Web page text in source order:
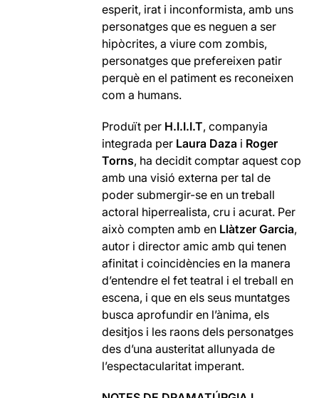
esperit, irat i inconformista, amb uns
personatges que es neguen a ser
hipòcrites, a viure com zombis,
personatges que prefereixen patir
perquè en el patiment es reconeixen
com a humans.
Produït per H.I.I.I.T, companyia
integrada per Laura Daza i Roger
Torns, ha decidit comptar aquest cop
amb una visió externa per tal de
poder submergir-se en un treball
actoral hiperrealista, cru i acurat. Per
això compten amb en Llàtzer Garcia,
autor i director amic amb qui tenen
afinitat i coincidències en la manera
d’entendre el fet teatral i el treball en
escena, i que en els seus muntatges
busca aprofundir en l’ànima, els
desitjos i les raons dels personatges
des d’una austeritat allunyada de
l’espectacularitat imperant.